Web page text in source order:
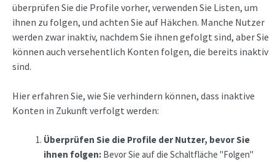
überprüfen Sie die Profile vorher, verwenden Sie Listen, um
ihnen zu folgen, und achten Sie auf Häkchen. Manche Nutzer
werden zwar inaktiv, nachdem Sie ihnen gefolgt sind, aber Sie
können auch versehentlich Konten folgen, die bereits inaktiv
sind.
Hier erfahren Sie, wie Sie verhindern können, dass inaktive
Konten in Zukunft verfolgt werden:
Überprüfen Sie die Profile der Nutzer, bevor Sie
ihnen folgen: Bevor Sie auf die Schaltfläche "Folgen"